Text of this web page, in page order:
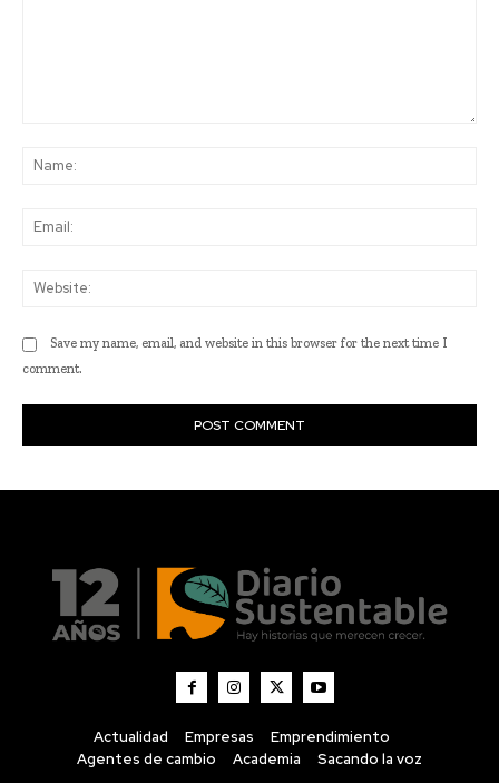
Actualidad Empresas
Emprendimiento
Agentes de cambio
Academia Sacando la voz